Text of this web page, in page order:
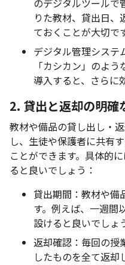
のデジタルツールで
りた教材、貸出日、
ておくことが大切で
デジタル管理システ
「カシカン」のよ
導入すると、さらに
2. 貸出と返却の明確
教材や備品の貸し出し・
し、生徒や保護者に共有
ことができます。具体的
ると良いでしょう：
貸出期間：教材や備
す。例えば、一週間
設けると良いでしょ
返却確認：毎回の授
したものを全て返却